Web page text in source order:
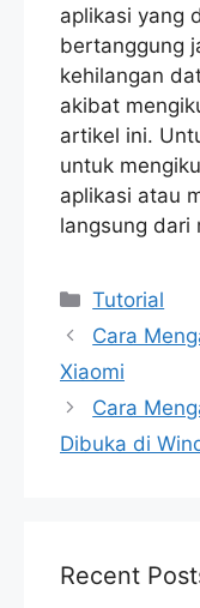
aplikasi yang
bertanggung
kehilangan
akibat
artikel ini.
untuk
aplikasi atau
langsung dari
Categories
Tutorial
Cara
Xiaomi
Cara
Dibuka di
Recent